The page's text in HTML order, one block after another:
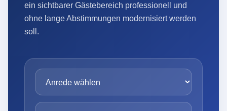
ein sichtbarer Gästebereich professionell und
ohne lange Abstimmungen modernisiert werden
soll.